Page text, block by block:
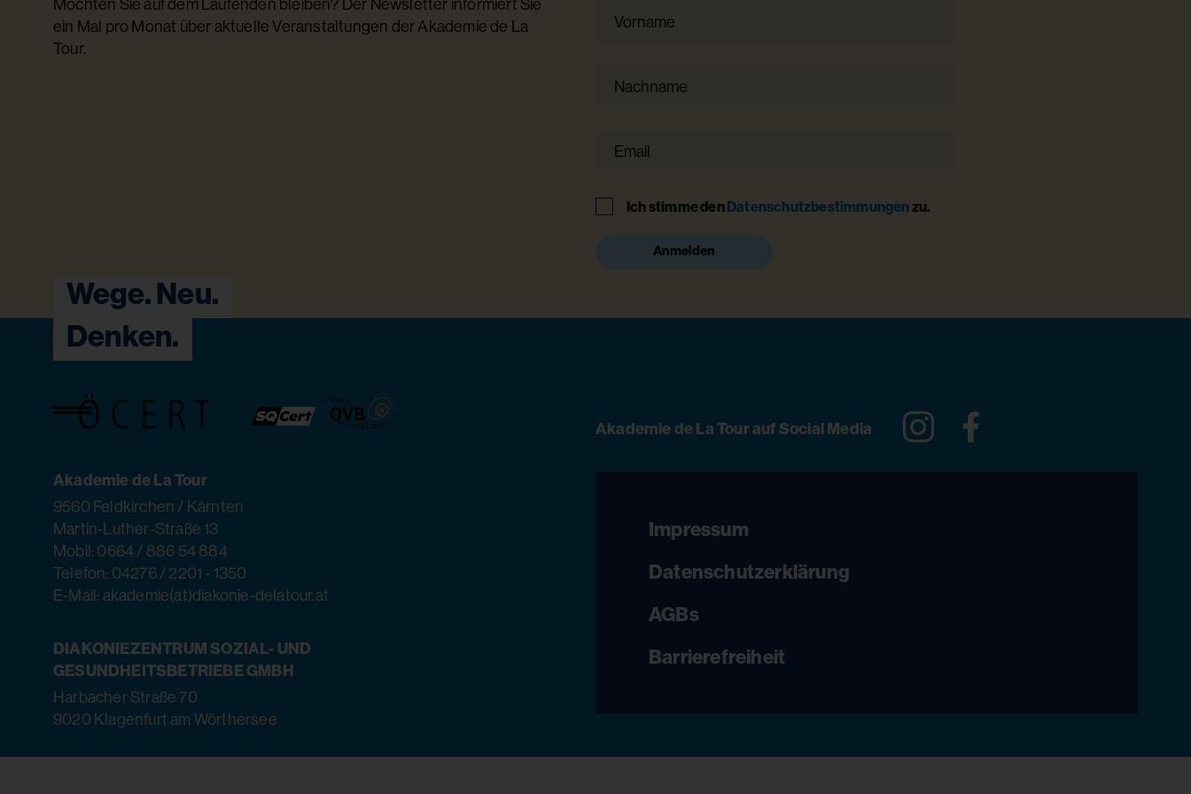
ein Mal pro Monat über aktuelle Veranstaltungen der Akademie de La
Tour.
Hinweis
Ich stimme denDatenschutzbestimmungenzu.
Anmelden
Wege. Neu.
Denken.
Akademie de La Tour
9560 Feldkirchen / Kärnten
Martin-Luther-Straße 13
Mobil: 0664 / 886 54 884
Telefon: 04276 / 2201 - 1350
E-Mail: akademie(at)diakonie-delatour.at
DIAKONIEZENTRUM SOZIAL- UND
GESUNDHEITSBETRIEBE GMBH
Harbacher Straße 70
9020 Klagenfurt am Wörthersee
Akademie de La Tour auf Social Media Instagram
Impressum
Datenschutzerklärung
AGBs
Barrierefreiheit